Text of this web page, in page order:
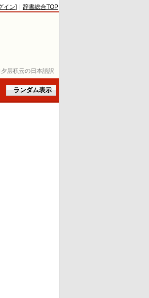
夕层积云の日本語訳
イン] | 辞書総合TOP